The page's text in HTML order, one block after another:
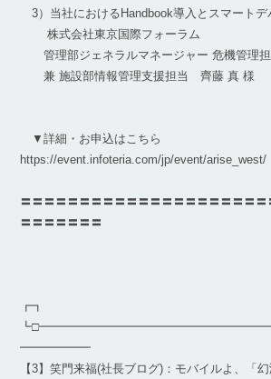
3）当社におけるHandbook導入とスマートデ
株式会社東京国際フォーラム
管理部ジェネラルマネージャー 危機管理担
兼 施設部情報管理支援担当 齊藤 真 様
▼詳細・お申込はこちら
https://event.infoteria.com/jp/event/arise_west/
〓〓〓〓〓〓〓〓〓〓〓〓〓〓〓〓〓〓〓〓
〓〓〓〓〓〓〓
┏┓
━━━━━━
【3】笑門来福(社長ブログ)：モバイルよ、「